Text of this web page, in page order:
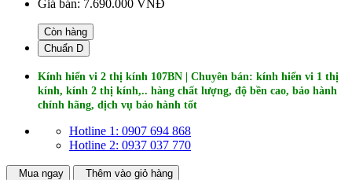
Giá bán: 7.690.000 VNĐ
Còn hàng
Chuẩn D
Kính hiển vi 2 thị kính 107BN | Chuyên bán: kính hiển vi 1 thị
kính, kính 2 thị kính,.. hàng chất lượng, độ bền cao, bảo hành
chính hãng, dịch vụ bảo hành tốt
Hotline 1: 0907 694 868
Hotline 2: 0937 037 770
Mua ngay Thêm vào giỏ hàng